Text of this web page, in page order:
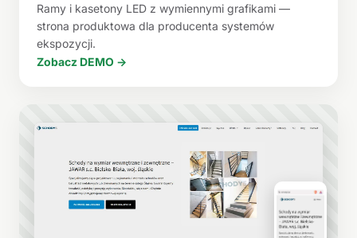
Ramy i kasetony LED z wymiennymi grafikami —
strona produktowa dla producenta systemów
ekspozycji.
Zobacz DEMO →